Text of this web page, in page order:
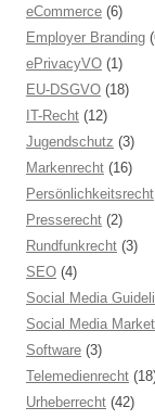
eCommerce (6)
Employer Branding
ePrivacyVO (1)
EU-DSGVO (18)
IT-Recht (12)
Jugendschutz (3)
Markenrecht (16)
Persönlichkeitsrecht
Presserecht (2)
Rundfunkrecht (3)
SEO (4)
Social Media
Social Media
Software (3)
Telemedienrecht
Urheberrecht (42)